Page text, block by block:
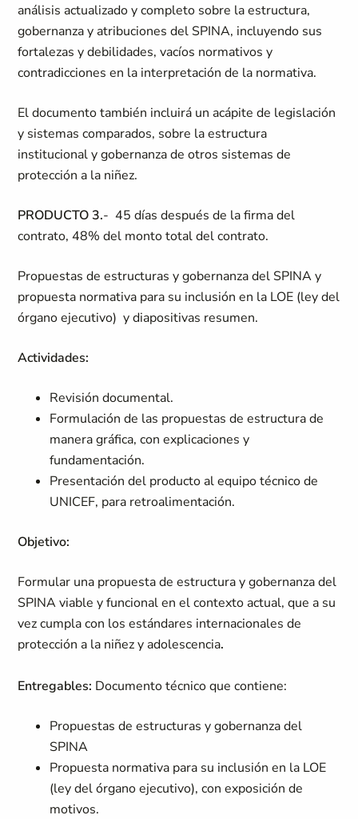
análisis actualizado y completo sobre la estructura,
gobernanza y atribuciones del SPINA, incluyendo sus
fortalezas y debilidades, vacíos normativos y
contradicciones en la interpretación de la normativa.
El documento también incluirá un acápite de legislación
y sistemas comparados, sobre la estructura
institucional y gobernanza de otros sistemas de
protección a la niñez.
PRODUCTO 3.- 45 días después de la firma del
contrato, 48% del monto total del contrato.
Propuestas de estructuras y gobernanza del SPINA y
propuesta normativa para su inclusión en la LOE (ley del
órgano ejecutivo) y diapositivas resumen.
Actividades:
Revisión documental.
Formulación de las propuestas de estructura de
manera gráfica, con explicaciones y
fundamentación.
Presentación del producto al equipo técnico de
UNICEF, para retroalimentación.
Objetivo:
Formular una propuesta de estructura y gobernanza del
SPINA viable y funcional en el contexto actual, que a su
vez cumpla con los estándares internacionales de
protección a la niñez y adolescencia.
Entregables: Documento técnico que contiene:
Propuestas de estructuras y gobernanza del
SPINA
Propuesta normativa para su inclusión en la LOE
(ley del órgano ejecutivo), con exposición de
motivos.